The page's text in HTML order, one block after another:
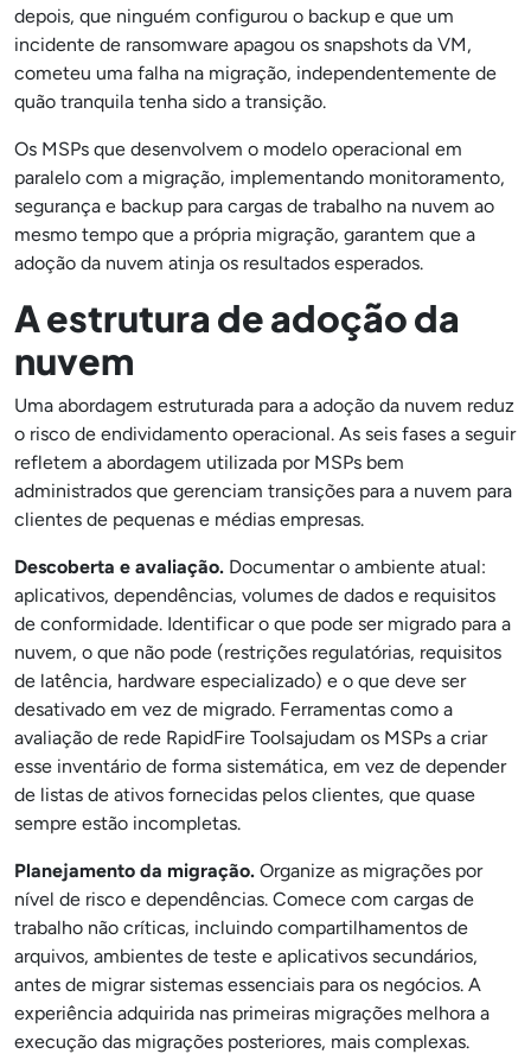
depois, que ninguém configurou o backup e que um
incidente de ransomware apagou os snapshots da VM,
cometeu uma falha na migração, independentemente de
quão tranquila tenha sido a transição.
Os MSPs que desenvolvem o modelo operacional em
paralelo com a migração, implementando monitoramento,
segurança e backup para cargas de trabalho na nuvem ao
mesmo tempo que a própria migração, garantem que a
adoção da nuvem atinja os resultados esperados.
A estrutura de adoção da
nuvem
Uma abordagem estruturada para a adoção da nuvem reduz
o risco de endividamento operacional. As seis fases a seguir
refletem a abordagem utilizada por MSPs bem
administrados que gerenciam transições para a nuvem para
clientes de pequenas e médias empresas.
Descoberta e avaliação. Documentar o ambiente atual:
aplicativos, dependências, volumes de dados e requisitos
de conformidade. Identificar o que pode ser migrado para a
nuvem, o que não pode (restrições regulatórias, requisitos
de latência, hardware especializado) e o que deve ser
desativado em vez de migrado. Ferramentas como a
avaliação de rede RapidFire Toolsajudam os MSPs a criar
esse inventário de forma sistemática, em vez de depender
de listas de ativos fornecidas pelos clientes, que quase
sempre estão incompletas.
Planejamento da migração. Organize as migrações por
nível de risco e dependências. Comece com cargas de
trabalho não críticas, incluindo compartilhamentos de
arquivos, ambientes de teste e aplicativos secundários,
antes de migrar sistemas essenciais para os negócios. A
experiência adquirida nas primeiras migrações melhora a
execução das migrações posteriores, mais complexas.